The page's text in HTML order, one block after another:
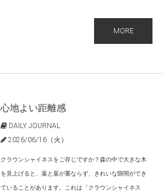
MORE
心地よい距離感
DAILY JOURNAL
2026/06/16（火）
クラウンシャイネスをご存じですか？森の中で大きな木
を見上げると、葉と葉が重ならず、きれいな隙間ができ
ていることがあります。これは「クラウンシャイネス